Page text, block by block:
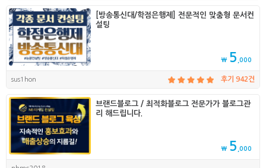
[방송통신대/학점은행제] 전문적인 맞춤형 문서컨
설팅
₩ 5 ,000
sus1hon 후기 942건
브랜드블로그 / 최적화블로그 전문가가 블로그관
리 해드립니다.
₩ 5 ,000